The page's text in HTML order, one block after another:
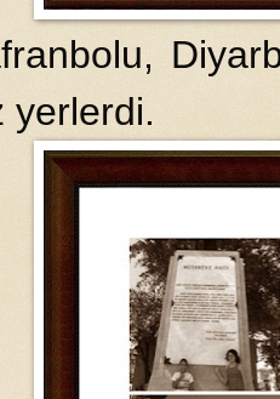
yerlerdi.